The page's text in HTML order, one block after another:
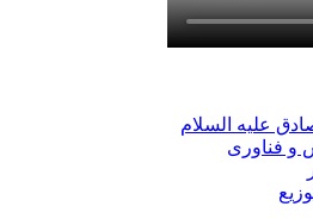
علیه السلام
و فناوری